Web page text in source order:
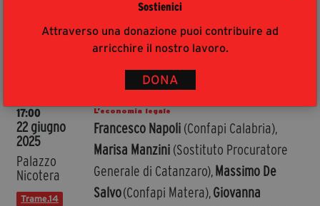
Sostienici
Attraverso una donazione puoi contribuire ad
arricchire il nostro lavoro.
DONA
Nessun libro presente.
Eventi
DETTAGLI
17:00
22 giugno
2025
Palazzo
Nicotera
Trame.14
L’economia legale
Francesco Napoli (Confapi Calabria),
Marisa Manzini (Sostituto Procuratore
Generale di Catanzaro),Massimo De
Salvo(Confapi Matera),Giovanna